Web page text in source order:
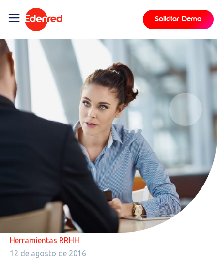
Solicitar Demo
Herramientas RRHH
12 de agosto de 2016